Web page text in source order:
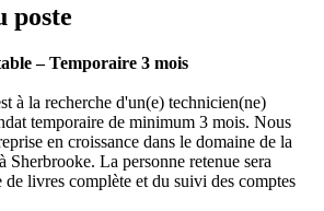
poste
– Temporaire 3 mois
à la recherche d'un(e) technicien(ne)
temporaire de minimum 3 mois. Nous
en croissance dans le domaine de la
Sherbrooke. La personne retenue sera
de livres complète et du suivi des comptes